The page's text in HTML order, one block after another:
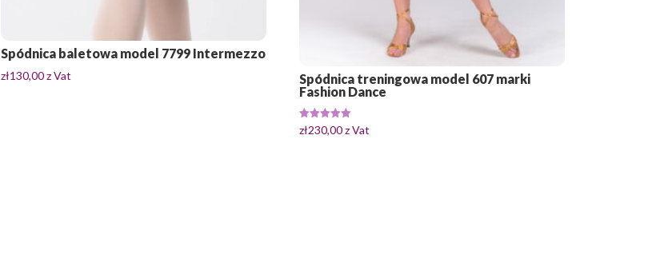
Spódnica baletowa model 7799 Intermezzo
zł130,00z Vat
Spódnica treningowa model 607 marki
Fashion Dance
Oceniono
5.00
zł230,00z Vat